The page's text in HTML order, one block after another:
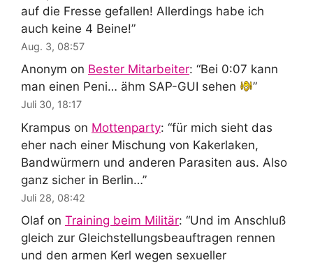
auf die Fresse gefallen! Allerdings habe ich
auch keine 4 Beine!”
Aug. 3, 08:57
Anonym on Bester Mitarbeiter: “Bei 0:07 kann
man einen Peni… ähm SAP-GUI sehen
”
Juli 30, 18:17
Krampus on Mottenparty: “für mich sieht das
eher nach einer Mischung von Kakerlaken,
Bandwürmern und anderen Parasiten aus. Also
ganz sicher in Berlin…”
Juli 28, 08:42
Olaf on Training beim Militär: “Und im Anschluß
gleich zur Gleichstellungsbeauftragen rennen
und den armen Kerl wegen sexueller